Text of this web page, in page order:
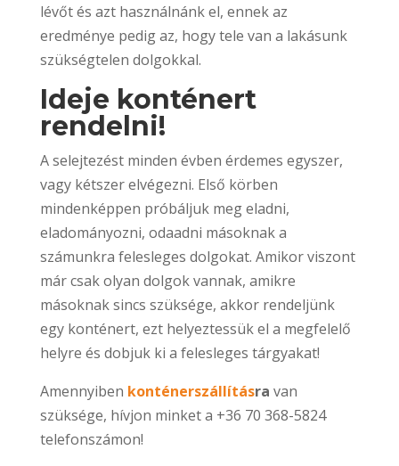
lévőt és azt használnánk el, ennek az
eredménye pedig az, hogy tele van a lakásunk
szükségtelen dolgokkal.
Ideje konténert
rendelni!
A selejtezést minden évben érdemes egyszer,
vagy kétszer elvégezni. Első körben
mindenképpen próbáljuk meg eladni,
eladományozni, odaadni másoknak a
számunkra felesleges dolgokat. Amikor viszont
már csak olyan dolgok vannak, amikre
másoknak sincs szüksége, akkor rendeljünk
egy konténert, ezt helyeztessük el a megfelelő
helyre és dobjuk ki a felesleges tárgyakat!
Amennyiben konténerszállításra van
szüksége, hívjon minket a +36 70 368-5824
telefonszámon!